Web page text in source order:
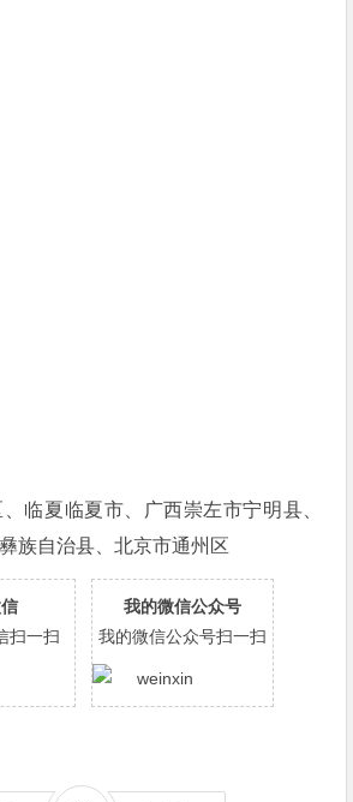
临夏临夏市、广西崇左市宁明县、
族自治县、北京市通州区
扫一扫
我的微信公众号
我的微信公众号扫一扫